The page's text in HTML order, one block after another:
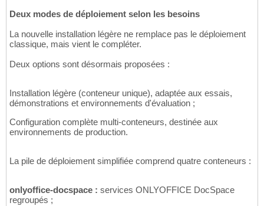
Deux modes de déploiement selon les besoins
La nouvelle installation légère ne remplace pas le déploiement
classique, mais vient le compléter.
Deux options sont désormais proposées :
Installation légère (conteneur unique), adaptée aux essais,
démonstrations et environnements d'évaluation ;
Configuration complète multi-conteneurs, destinée aux
environnements de production.
La pile de déploiement simplifiée comprend quatre conteneurs :
onlyoffice-docspace : services ONLYOFFICE DocSpace
regroupés ;